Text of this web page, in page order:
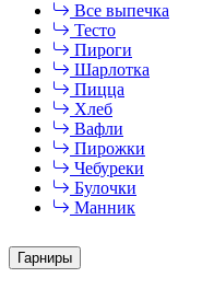
Все выпечка
Тесто
Пироги
Шарлотка
Пицца
Хлеб
Вафли
Пирожки
Чебуреки
Булочки
Манник
Гарниры